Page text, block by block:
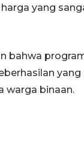
yang
bahwa
warga binaan.